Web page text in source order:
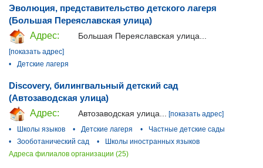
Эволюция, представительство детского лагеря
(Большая Переяславская улица)
Адрес:
Большая Переяславская улица...
[показать адрес]
•
Детские лагеря
Discovery, билингвальный детский сад
(Автозаводская улица)
Адрес:
Автозаводская улица...
[показать адрес]
•
Школы языков • Детские лагеря •
Частные детские сады
•
Зооботанический сад •
Школы иностранных языков
Адреса филиалов организации (25)